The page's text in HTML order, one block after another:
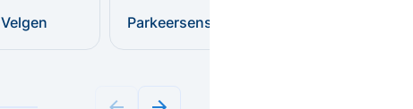
Velgen Parkeersensoren